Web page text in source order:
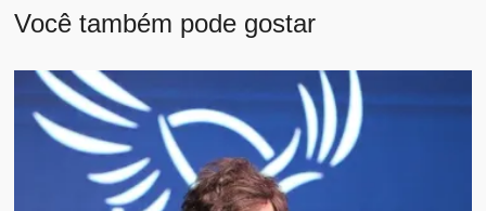
Você também pode gostar